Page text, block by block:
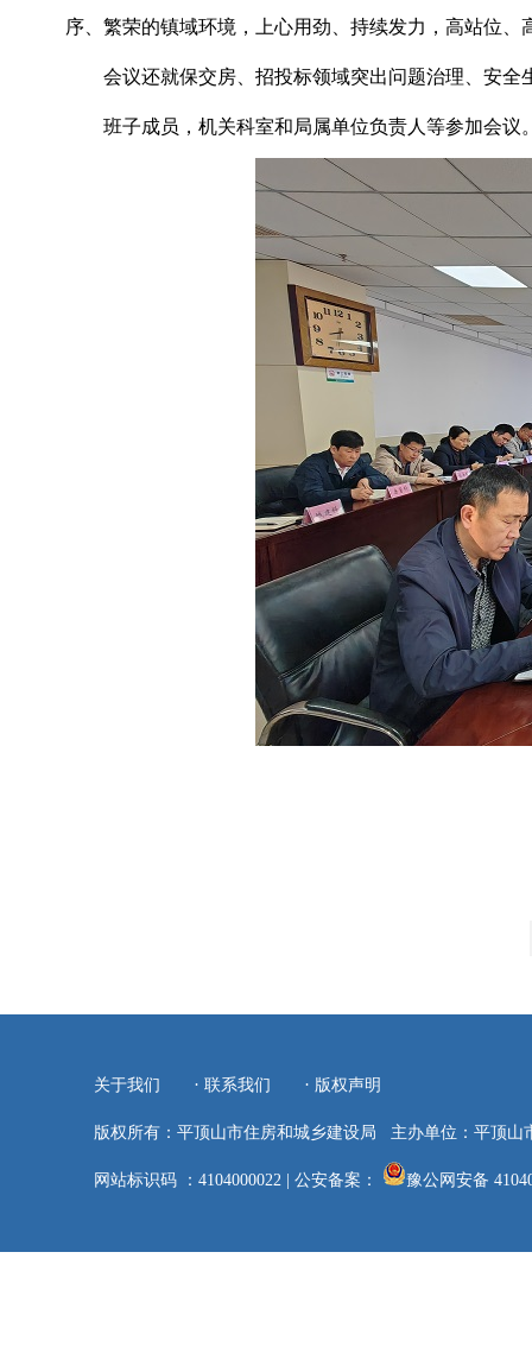
序、繁荣的镇域环境，上心用劲、持续发力，高站位
会议还就保交房、招投标领域突出问题治理、安全
班子成员，机关科室和局属单位负责人等参加会议
关于我们 · 联系我们 · 版权声明
版权所有：平顶山市住房和城乡建设局 主办单位：平顶山
网站标识码 ：4104000022| 公安备案： 豫公网安备